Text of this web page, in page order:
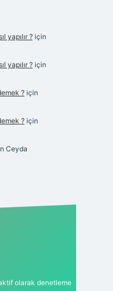
yapılır ?için
yapılır ?için
?için
?için
Ceyda
olarak denetleme